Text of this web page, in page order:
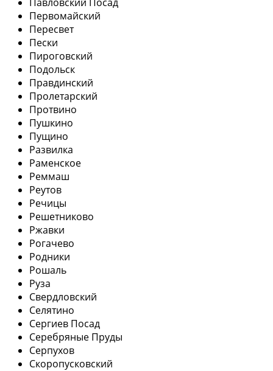
Первомайский
Пересвет
Пески
Пироговский
Подольск
Правдинский
Пролетарский
Протвино
Пушкино
Пущино
Развилка
Раменское
Реммаш
Реутов
Речицы
Решетниково
Ржавки
Рогачево
Родники
Рошаль
Руза
Свердловский
Селятино
Сергиев Посад
Серебряные Пруды
Серпухов
Скоропусковский